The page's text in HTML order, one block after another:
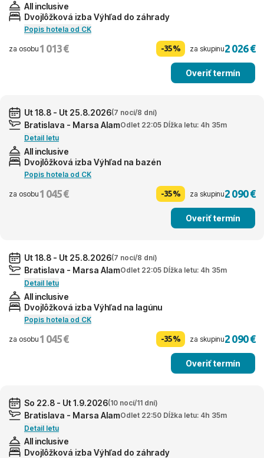
All inclusive
Dvojlôžková izba Výhľad do záhrady
Popis hotela od CK
za osobu 1 013 € -35% za skupinu2 026 €
Overiť termín
Ut 18.8 - Ut 25.8.2026(7 nocí/8 dní)
Bratislava - Marsa AlamOdlet 22:05 Dĺžka letu: 4h 35m
Detail letu
All inclusive
Dvojlôžková izba Výhľad na bazén
Popis hotela od CK
za osobu 1 045 € -35% za skupinu2 090 €
Overiť termín
Ut 18.8 - Ut 25.8.2026(7 nocí/8 dní)
Bratislava - Marsa AlamOdlet 22:05 Dĺžka letu: 4h 35m
Detail letu
All inclusive
Dvojlôžková izba Výhľad na lagúnu
Popis hotela od CK
za osobu 1 045 € -35% za skupinu2 090 €
Overiť termín
So 22.8 - Ut 1.9.2026(10 nocí/11 dní)
Bratislava - Marsa AlamOdlet 22:50 Dĺžka letu: 4h 35m
Detail letu
All inclusive
Dvojlôžková izba Výhľad do záhrady